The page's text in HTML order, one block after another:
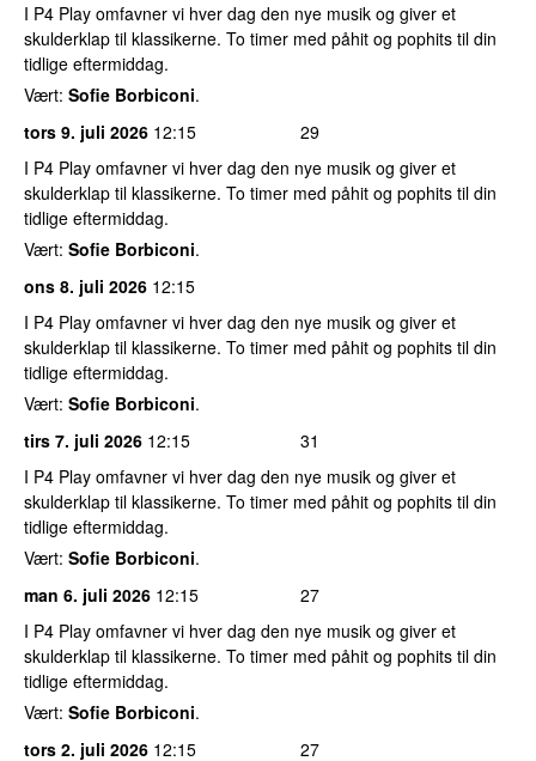
I P4 Play omfavner vi hver dag den nye musik og giver et
skulderklap til klassikerne. To timer med påhit og pophits til din
tidlige eftermiddag.
Vært: Sofie Borbiconi.
tors 9. juli 2026 12:15
29
I P4 Play omfavner vi hver dag den nye musik og giver et
skulderklap til klassikerne. To timer med påhit og pophits til din
tidlige eftermiddag.
Vært: Sofie Borbiconi.
ons 8. juli 2026 12:15
I P4 Play omfavner vi hver dag den nye musik og giver et
skulderklap til klassikerne. To timer med påhit og pophits til din
tidlige eftermiddag.
Vært: Sofie Borbiconi.
tirs 7. juli 2026 12:15
31
I P4 Play omfavner vi hver dag den nye musik og giver et
skulderklap til klassikerne. To timer med påhit og pophits til din
tidlige eftermiddag.
Vært: Sofie Borbiconi.
man 6. juli 2026 12:15
27
I P4 Play omfavner vi hver dag den nye musik og giver et
skulderklap til klassikerne. To timer med påhit og pophits til din
tidlige eftermiddag.
Vært: Sofie Borbiconi.
tors 2. juli 2026 12:15 27